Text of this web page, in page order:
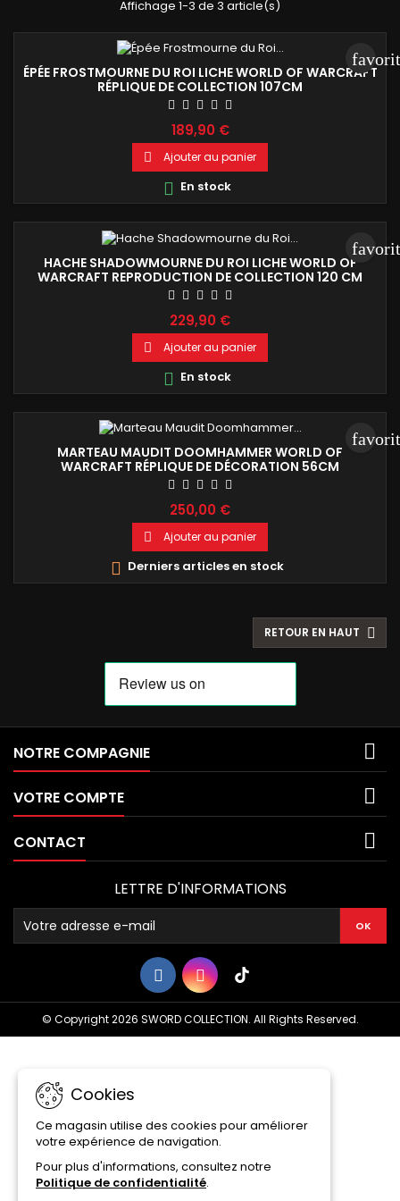
Affichage 1-3 de 3 article(s)
ÉPÉE FROSTMOURNE DU ROI LICHE WORLD OF WARCRAFT
RÉPLIQUE DE COLLECTION 107CM
189,90 €
 Ajouter au panier
 En stock
HACHE SHADOWMOURNE DU ROI LICHE WORLD OF
WARCRAFT REPRODUCTION DE COLLECTION 120 CM
229,90 €
 Ajouter au panier
 En stock
MARTEAU MAUDIT DOOMHAMMER WORLD OF
WARCRAFT RÉPLIQUE DE DÉCORATION 56CM
250,00 €
 Ajouter au panier
 Derniers articles en stock
RETOUR EN HAUT 
NOTRE COMPAGNIE 
VOTRE COMPTE 
CONTACT 
Cookies
Ce magasin utilise des cookies pour améliorer
votre expérience de navigation.
Pour plus d'informations, consultez notre
Politique de confidentialité.
LETTRE D'INFORMATIONS
© Copyright 2026 SWORD COLLECTION. All Rights Reserved.